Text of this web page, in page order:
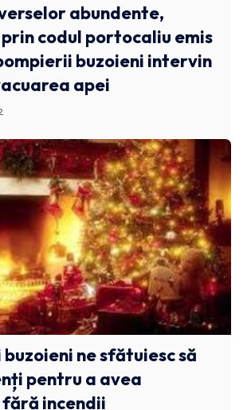
abundente,
codul portocaliu emis
buzoieni intervin
apei
ne sfătuiesc să
pentru a avea
incendii